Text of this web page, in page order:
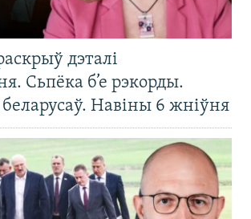
дэталі
Сьпёка б’е рэкорды.
Навіны 6 жніўня